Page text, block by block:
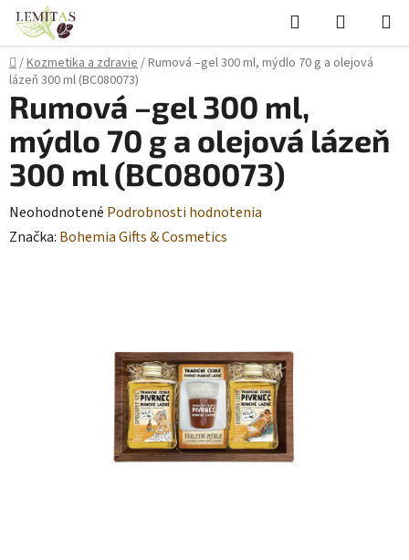
Prejsť
obsah
Hľadať
KOŠÍK
Domov
/Kozmetika a zdravie/Rumová –gel 300 ml, mýdlo 70 g a olejová
lázeň 300 ml (BC080073)
Rumová –gel 300 ml,
mýdlo 70 g a olejová lázeň
300 ml (BC080073)
Priemerné
hodnotenie
Neohodnotené Podrobnosti hodnotenia
Značka: Bohemia Gifts & Cosmetics